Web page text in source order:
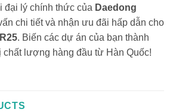
đại lý chính thức của Daedong
chi tiết và nhận ưu đãi hấp dẫn cho
. Biến các dự án của bạn thành
chất lượng hàng đầu từ Hàn Quốc!